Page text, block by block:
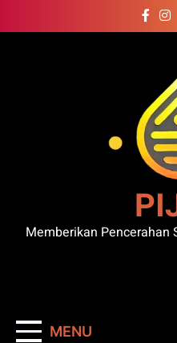
to
Memberikan Pencerahan
MENU